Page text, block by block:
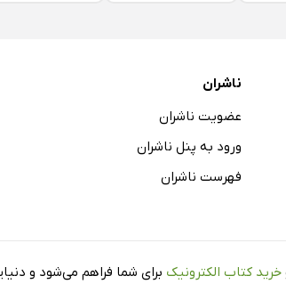
ناشران
عضویت ناشران
ورود به پنل ناشران
فهرست ناشران
خرید کتاب الکترونیک برای شما فراهم می‌شود و